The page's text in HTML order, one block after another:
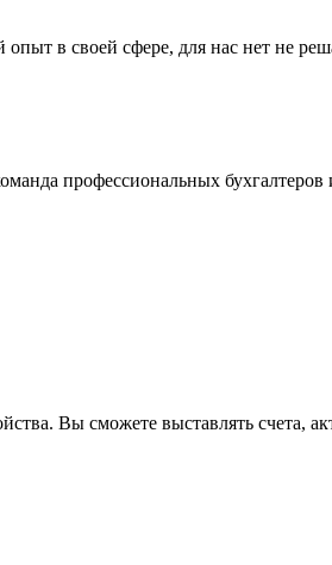
в своей сфере, для нас нет не
профессиональных бухгалтеров
Вы сможете выставлять счета,